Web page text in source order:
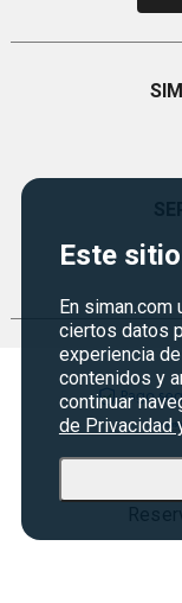
Este
En
ciertos datos
experiencia
contenidos y
continuar
de Privacidad
Política
Copyright ©